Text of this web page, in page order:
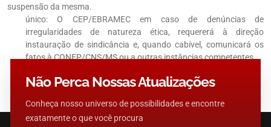
suspensão da mesma.
único: O CEP/EBRAMEC em caso de denúncias de
irregularidades de natureza ética, requererá à direção
instauração de sindicância e, quando cabível, comunicará os
fatos à CONEP/CNS/MS ou a outras instâncias competentes
Não Perca Nossas Atualizações
Conheça nosso universo de possibilidades e encontre
exatamente o que você procura